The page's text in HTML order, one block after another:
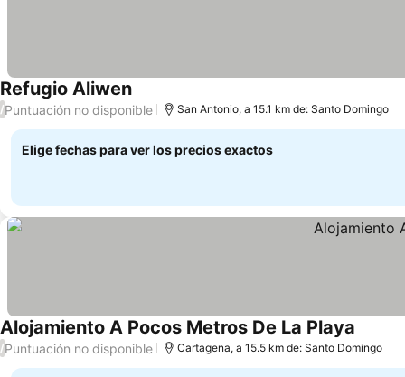
Refugio AliwenVer precios
/Puntuación no disponible San Antonio, a 15.1 km de: Santo Domingo
Elige fechas para ver los precios exactos
Alojamiento A Pocos Metros De La Playa
/Puntuación no disponible Cartagena, a 15.5 km de: Santo Domingo